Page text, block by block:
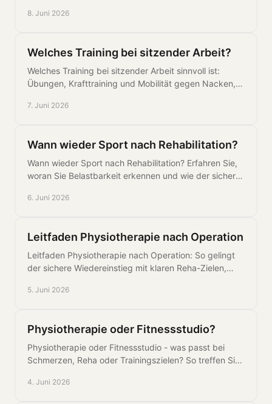
8. Juni 2026
Welches Training bei sitzender Arbeit?
Welches Training bei sitzender Arbeit sinnvoll ist:
Übungen, Krafttraining und Mobilität gegen Nacken,
7. Juni 2026
Wann wieder Sport nach Rehabilitation?
Wann wieder Sport nach Rehabilitation? Erfahren Sie,
woran Sie Belastbarkeit erkennen und wie der sichere
6. Juni 2026
Leitfaden Physiotherapie nach Operation
Leitfaden Physiotherapie nach Operation: So gelingt
der sichere Wiedereinstieg mit klaren Reha-Zielen,
5. Juni 2026
Physiotherapie oder Fitnessstudio?
Physiotherapie oder Fitnessstudio - was passt bei
Schmerzen, Reha oder Trainingszielen? So treffen Sie
4. Juni 2026